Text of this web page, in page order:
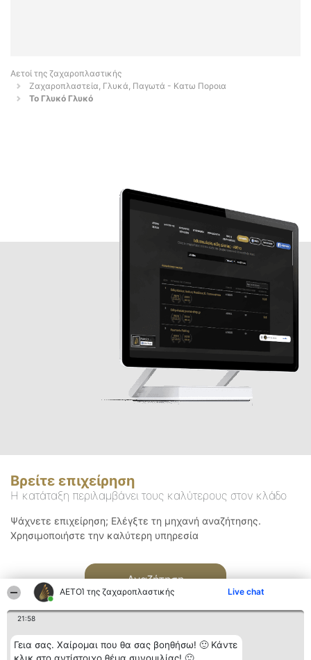
ΑΕΤΟΊ της ζαχαροπλαστικής Live chat
21:58
Γεια σας. Χαίρομαι που θα σας βοηθήσω! 🙂 Κάντε
Αετοί της ζαχαροπλαστικής
Ζαχαροπλαστεία, Γλυκά, Παγωτά - Κατω Ποροια
Το Γλυκό Γλυκό
Βρείτε επιχείρηση
Η κατάταξη περιλαμβάνει τους καλύτερους στον κλάδο
Ψάχνετε επιχείρηση; Ελέγξτε τη μηχανή αναζήτησης.
Χρησιμοποιήστε την καλύτερη υπηρεσία
Αναζήτηση